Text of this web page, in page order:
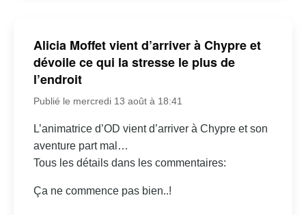
Alicia Moffet vient d’arriver à Chypre et
dévoile ce qui la stresse le plus de
l’endroit
Publié le mercredi 13 août à 18:41
L’animatrice d’OD vient d’arriver à Chypre et son
aventure part mal…
Tous les détails dans les commentaires:
Ça ne commence pas bien..!